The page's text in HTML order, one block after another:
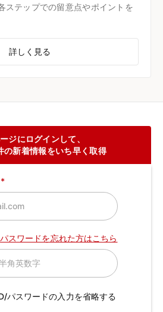
ステップでの留意点やポイントを
詳しく見る
ジにログインして、
の新着情報をいち早く取得
パスワードを忘れた方はこちら
パスワードの入力を省略する